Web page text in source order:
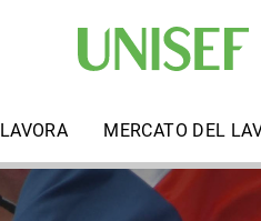
MERCATO DEL